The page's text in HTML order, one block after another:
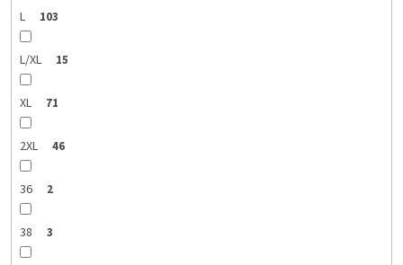
L 103
L/XL 15
XL 71
2XL 46
36 2
38 3